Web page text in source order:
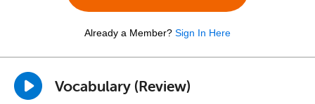
Already a Member? Sign In Here
Vocabulary (Review)